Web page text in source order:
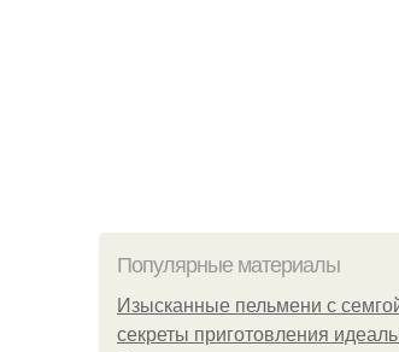
Популярные материалы
Изысканные пельмени с
секреты приготовления